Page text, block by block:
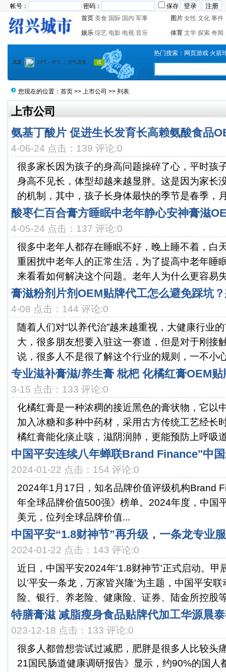
帐号： 密码：
保存
首页 美食 国际 国内 军事 图片 女性 文化 事件
娱乐 综艺 电影 电视 音乐 体育 文学 探索 奇闻
热门搜索： 网页游戏 火箭
您现在的位置： 首页 >> 上市公司 >> 列表
上市公司
氨基丁酸片 促进生长发育长高赖氨酸食品
4-06-24 点击：139 评论:0
很多家长因为孩子的身高问题操碎了心，平时孩
身高不见长，体型却越来越显胖。这是因为家长
的机制，其中，孩子长身体最快的季节是春季，
酸枣仁百合膏方睡眠中老年静心安神膏滋
4-05-24 点击：137 评论:0
很多中老年人都存在睡眠不好，晚上睡不着，白
重困扰中老年人的正常生活，为了提高中老年睡
来看看如何解决这个问题。老年人为什么更容
膏滋粉剂片剂OEM贴牌代工怎么避免踩坑
4-08 点击：144 评论:0
随着人们对“以养代治”越来越重视，大健康行业
大，很多朋友想要入驻这一赛道，但是对于刚接
说，很多人不是很了解这个行业的规则，一不小
专业滋补膏滋/养生膏 枇杷 化橘红膏OEM
3-15 点击：133 评论:0
化橘红膏是一种浓稠的接近黑色的膏状物，它以
加入冰糖和多种中药材，采用古方传统工艺经长
橘红膏能化痰止咳，滋阴润肺，更能预防上呼吸
中国平安连续八年蝉联Brand Finance"中
2024-01-22 点击：154 评论:0
2024年1月17日，知名品牌价值评级机构Brand
年全球品牌价值500强》榜单。2024年度，中国
美元，位列全球品牌价值...
中国平安“1.8财神节”再升级，一条龙专业
2024-01-22 点击：143 评论:0
近日，中国平安2024年'1.8财神节'正式启动。甲
以'平安一条龙，万家皆兴隆'为主题，中国平安
险、银行、养老险、健康险、证券、陆金所控股
特膳膏滋 减脂瘦身食品贴牌代加工华源晨
023-12-18 点击：133 评论:0
很多人都曾想尝试过减肥，肥胖是很多人比较头
21国民肠道健康调研报告》显示，约90%的国人